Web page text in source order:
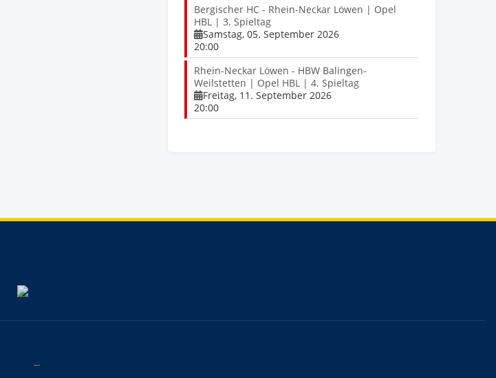
Bergischer HC - Rhein-Neckar Löwen | Opel
HBL | 3. Spieltag
Samstag, 05. September 2026
20:00
Rhein-Neckar Löwen - HBW Balingen-
Weilstetten | Opel HBL | 4. Spieltag
Freitag, 11. September 2026
20:00